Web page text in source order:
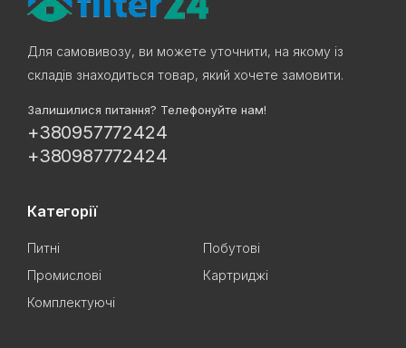
Для самовивозу, ви можете уточнити, на якому із
складів знаходиться товар, який хочете замовити.
Залишилися питання? Телефонуйте нам!
+380957772424
+380987772424
Категорії
Питні
Побутові
Промислові
Картриджі
Комплектуючі